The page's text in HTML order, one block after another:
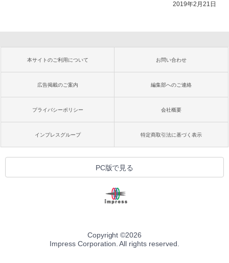
2019年2月21日
本サイトのご利用について お問い合わせ
広告掲載のご案内 編集部へのご連絡
プライバシーポリシー 会社概要
インプレスグループ 特定商取引法に基づく表示
PC版で見る
Copyright ©2026
Impress Corporation. All rights reserved.